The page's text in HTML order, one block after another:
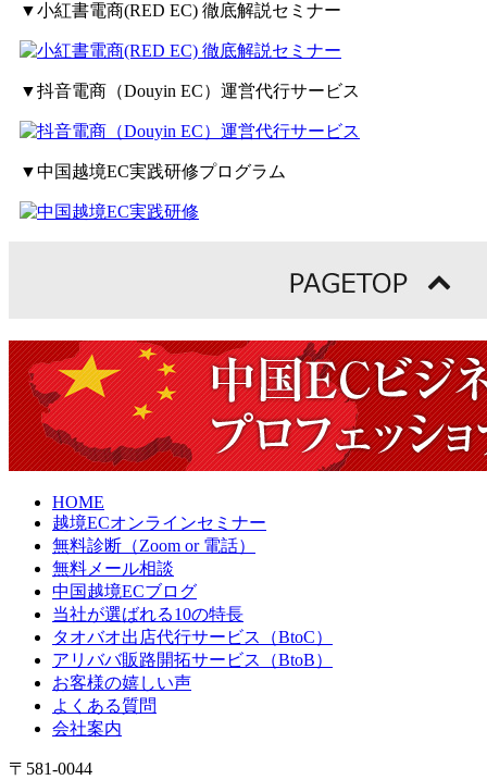
▼小紅書電商(RED EC) 徹底解説セミナー
▼抖音電商（Douyin EC）運営代行サービス
▼中国越境EC実践研修プログラム
HOME
越境ECオンラインセミナー
無料診断（Zoom or 電話）
無料メール相談
中国越境ECブログ
当社が選ばれる10の特長
タオバオ出店代行サービス（BtoC）
アリババ販路開拓サービス（BtoB）
お客様の嬉しい声
よくある質問
会社案内
〒581-0044